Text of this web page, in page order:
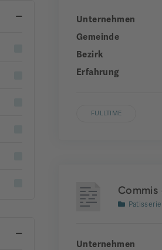
Unternehmen
Gemeinde
Bezirk
Erfahrung
FULLTIME
Patisserie
Unternehmen